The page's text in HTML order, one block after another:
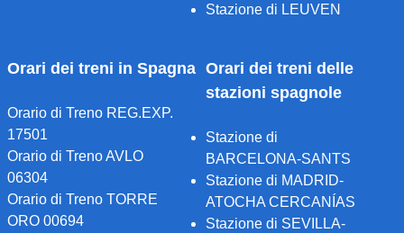
Stazione di LEUVEN
Orari dei treni in Spagna
Orario di Treno REG.EXP.
17501
Orario di Treno AVLO
06304
Orario di Treno TORRE
ORO 00694
Orari dei treni delle
stazioni spagnole
Stazione di
BARCELONA-SANTS
Stazione di MADRID-
ATOCHA CERCANÍAS
Stazione di SEVILLA-